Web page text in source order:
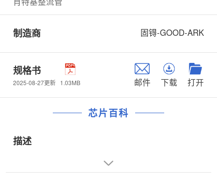
制造商 固锝-GOOD-ARK
规格书
2025-08-27更新 1.03MB 邮件 下载 打开
芯片百科
描述